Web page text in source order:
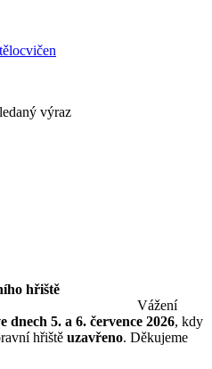
výraz
dopravního hřiště
Vážení
dnech 5. a 6. července 2026, kdy
hřiště uzavřeno. Děkujeme